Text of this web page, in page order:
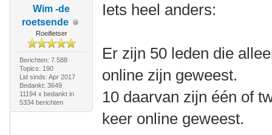
Wim -de
roetsende
Roeifietser
Berichten: 7.588
Topics: 190
Lid sinds: Apr 2017
Bedankt: 3649
11194 x bedankt in
5334 berichten
Iets heel anders:
Er zijn 50 leden die
online zijn geweest.
10 daarvan zijn één of
keer online geweest.